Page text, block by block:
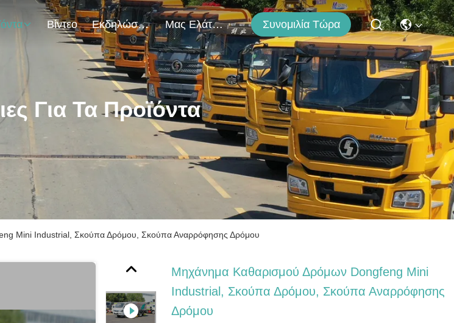
Βίντεο Εκδηλώσεις Μας Ελάτε Σε Επαφή Με Συνομιλία Τώρα
Για Τα Προϊόντα
Mini Industrial, Σκούπα Δρόμου, Σκούπα Αναρρόφησης Δρόμου
Μηχάνημα Καθαρισμού Δρόμων Dongfeng Mini
Industrial, Σκούπα Δρόμου, Σκούπα Αναρρόφησης
Δρόμου